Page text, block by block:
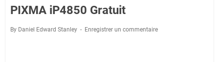
PIXMA iP4850 Gratuit
By Daniel Edward Stanley Enregistrer un commentaire